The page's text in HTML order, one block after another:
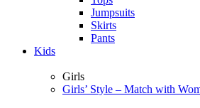
Jumpsuits
Skirts
Pants
Kids
Girls
Girls’ Style – Match with